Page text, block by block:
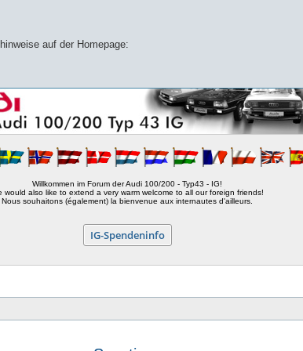
auf der Homepage:
Willkommen im Forum der Audi 100/200 - Typ43 - IG!
would also like to extend a very warm welcome to all our foreign friends!
Nous souhaitons (également) la bienvenue aux internautes d'ailleurs.
IG-Spendeninfo